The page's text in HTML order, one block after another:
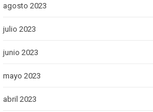
agosto 2023
julio 2023
junio 2023
mayo 2023
abril 2023